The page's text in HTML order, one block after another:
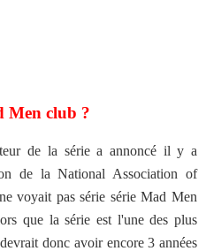
Men club ?
de la série a annoncé il y a
de la National Association of
voyait pas série série Mad Men
que la série est l'une des plus
donc avoir encore 3 années